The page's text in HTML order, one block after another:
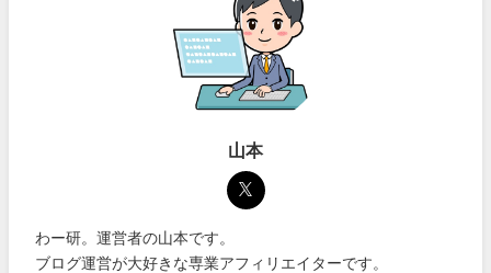
山本
わー研。運営者の山本です。
ブログ運営が大好きな専業アフィリエイターです。